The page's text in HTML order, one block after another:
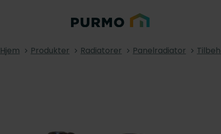
Hjem Produkter Radiatorer Panelradiator